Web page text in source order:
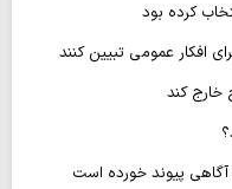
کرده بود
افکار عمومی تبیین کنند
خارج کند
آگاهی پیوند خورده است